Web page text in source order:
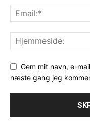
Gem mit navn, e-
næste gang jeg